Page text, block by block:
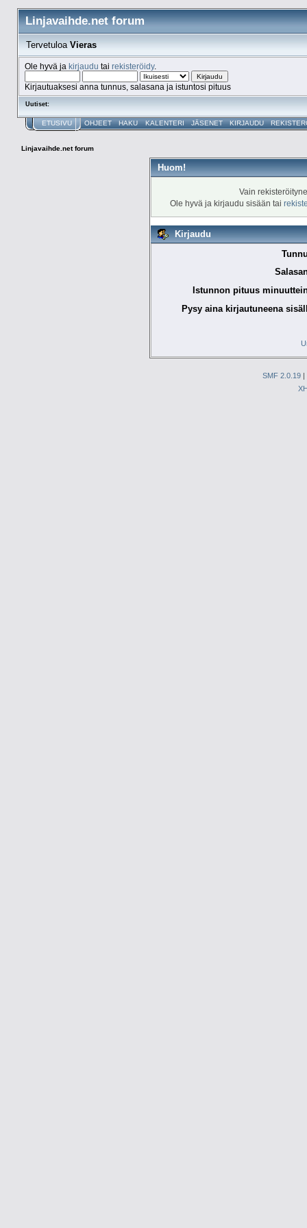
Linjavaihde.net forum
TervetuloaVieras
Ole hyvä ja kirjaudu tai rekisteröidy.
Kirjautuaksesi anna tunnus, salasana ja istuntosi pituus
Uutiset:
ETUSIVU OHJEET HAKU KALENTERI JÄSENET KIRJAUDU
Linjavaihde.net forum
Huom!
Vain
Ole hyvä ja kirjaudu sisään tai
Kirjaudu
Istunnon pituus
Pysy aina kirjautuneena
SMF 2.0.19